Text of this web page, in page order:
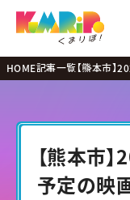
HOME記事一覧【熊本市】
【熊本市
予定の映